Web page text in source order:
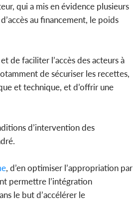
qui a mis en évidence plusieurs
au financement, le poids
de faciliter l’accès des acteurs à
de sécuriser les recettes,
et technique, et d’offrir une
d’intervention des
, d’en optimiser l’appropriation par
permettre l’intégration
le but d’accélérer le